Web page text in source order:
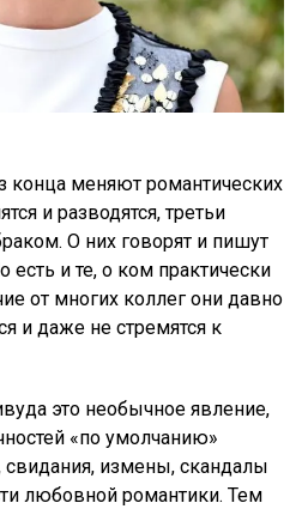
конца меняют романтических
и разводятся, третьи
О них говорят и пишут
есть и те, о ком практически
от многих коллег они давно
и даже не стремятся к
это необычное явление,
«по умолчанию»
измены, скандалы
любовной романтики. Тем